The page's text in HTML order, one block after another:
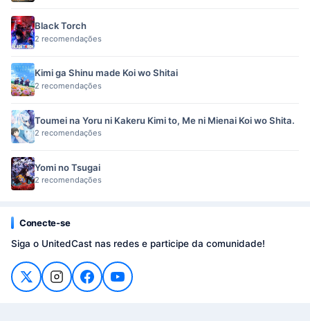
Black Torch
2 recomendações
Kimi ga Shinu made Koi wo Shitai
2 recomendações
Toumei na Yoru ni Kakeru Kimi to, Me ni Mienai Koi wo Shita.
2 recomendações
Yomi no Tsugai
2 recomendações
Conecte-se
Siga o UnitedCast nas redes e participe da comunidade!